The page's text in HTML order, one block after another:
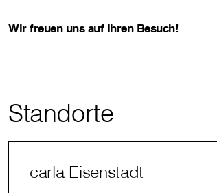
Wir freuen uns auf Ihren Besuch!
Standorte
carla Eisenstadt